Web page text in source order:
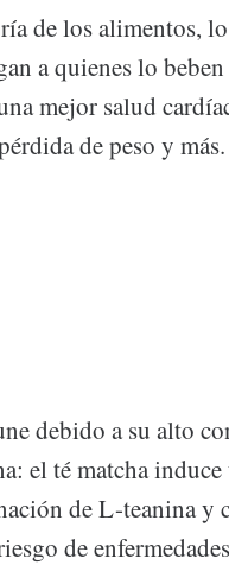
de los alimentos,
a quienes lo beben
mejor salud
de peso y más.
el
de
a su alto
matcha induce
de L-teanina y